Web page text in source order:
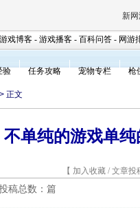
新
游戏博客 - 游戏播客 - 百科问答 - 网游
验 任务攻略 宠物专栏 枪
> 正文
不单纯的游戏单纯
18 【 加入收藏 / 文章投
稿总数： 篇